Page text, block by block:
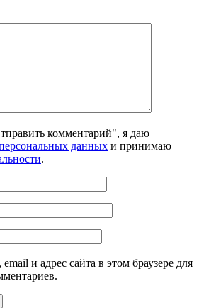
комментарий", я даю
данных и принимаю
.
и адрес сайта в этом браузере для